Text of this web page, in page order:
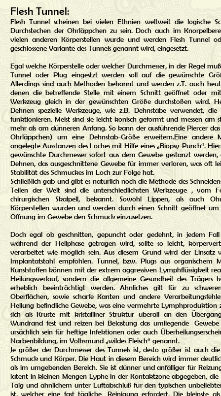
Flesh Tunnel:
Flesh Tunnel scheinen bei vielen Ethnien weltweit die logische
Durchstechen der Ohrläppchen zu sein. Doch auch im
vielen anderen Körperstellen wurde und werden Flesh Tunnel
geschlossene Variante des Tunnels genannt wird, eingesetzt.
Egal welche Körperstelle oder welcher Durchmesser, in der Regel
Tunnel oder Plug eingestzt werden soll auf die gewünschte
Allerdings sind auch Methoden bekannt und werden z.T. auch
denen die betreffende Stelle mit einem Schnitt geöffnet oder
Werkzeug gleich in der gewünschten Größe durchstoßen wird.
Dehnen spezielle Werkzeuge, wie z.B. Dehnstäbe verwendet,
funktionieren. Meist sind sie leicht konisch geformt und messen am
mehr als am dünneren Anfang. So kann der ausführende Piercer
Ohrläppchen) um eine Dehnstab-Größe erweitern.Eine andere
angelegte Ausstanzen des Loches mit Hilfe eines „Biopsy-Punch“.
gewünschte Durchmesser sofort aus dem Gewebe gestanzt
Dehnen, das ausgeschnittene Gewebe für immer verloren, was oft
Stabilität des Schmuckes im Loch zur Folge hat.
Schließlich gab und gibt es natürlich noch die Methode des
Teilen der Welt sind die unterschiedlichsten Werkzeuge , vom
chirurgischen Skalpell, bekannt. Sowohl Lippen, als auch
Körperstellen wurden und werden durch einen Schnitt geöffnet
Öffnung im Gewebe den Schmuck einzusetzen.
Doch egal ob geschnitten, gepuncht oder gedehnt, in jedem
während der Heilphase getragen wird, sollte so leicht,
verarbeitet wie möglich sein. Aus diesem Grund wird der
Implantatstahl empfohlen. Tunnel, bzw. Plugs aus organischem
Kunststoffen können mit der extrem aggressiven Lymphflüssigkeit
Heilungsverlauf, sondern die allgemeine Gesundheit des
erheblich beeinträchtigt werden. Ähnliches gilt für zu
Oberflächen, sowie scharfe Kanten und andere
Heilung befindliche Gewebe, was eine vermehrte Lymphproduktion
sich als Kruste mit kristalliner Struktur überall an den
Wundrand fest und reizen bei Belastung das umliegende
ursächlich sein für heftige Infektionen oder auch
Narbenbildung, im Volksmund „wildes Fleisch“ genannt.
Je größer der Durchmesser des Tunnels ist, desto größer ist auch
Schmuck und Körper. Die Haut in diesem Bereich wird immer
als im umgebenden Bereich. Sie ist dünner und anfälliger für
latent in kleinen Mengen Lyphe in der Kontaktzone abgegeben, die
Talg und ähnlichem unter Luftabschluß für den typischen
ist, welcher eine fast tägliche Reinigung erfordert. Die kleinste